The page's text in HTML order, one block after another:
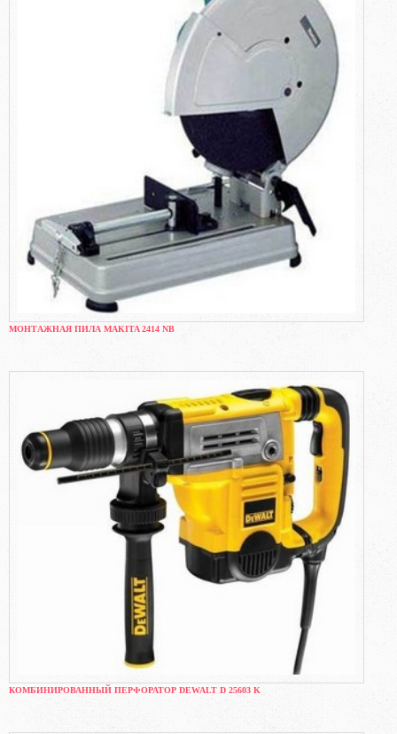
МОНТАЖНАЯ ПИЛА MAKITA 2414 NB
КОМБИНИРОВАННЫЙ ПЕРФОРАТОР DEWALT D 25603 K